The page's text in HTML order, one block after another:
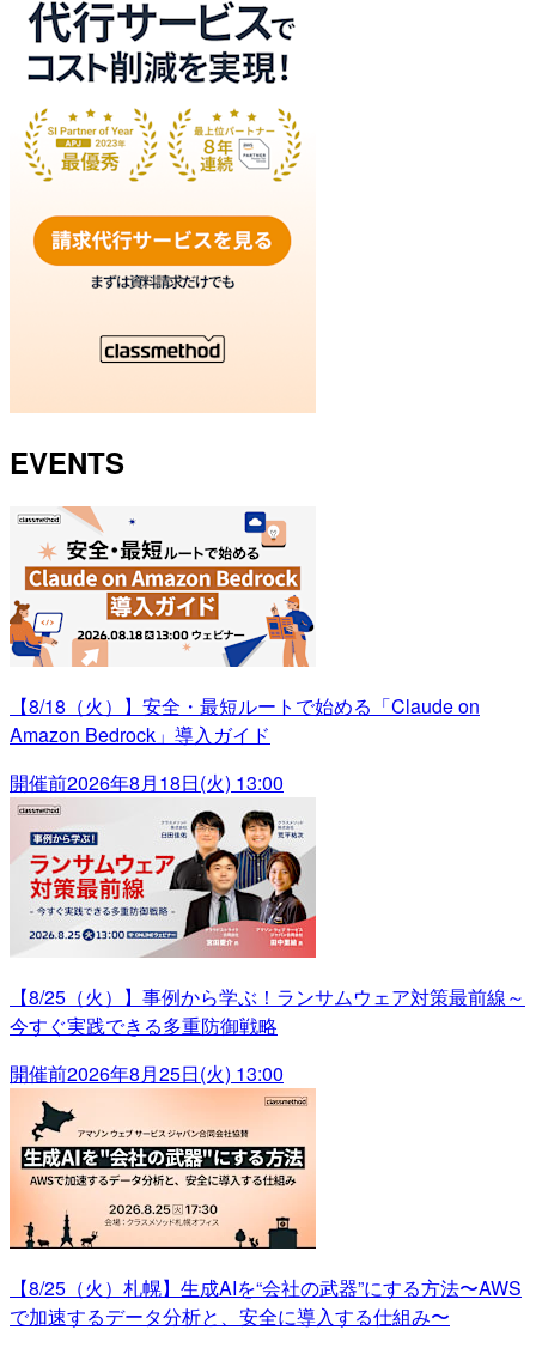
EVENTS
【8/18（火）】安全・最短ルートで始める「Claude on
Amazon Bedrock」導入ガイド
開催前2026年8月18日(火) 13:00
【8/25（火）】事例から学ぶ！ランサムウェア対策最前線～
今すぐ実践できる多重防御戦略
開催前2026年8月25日(火) 13:00
【8/25（火）札幌】生成AIを“会社の武器”にする方法〜AWS
で加速するデータ分析と、安全に導入する仕組み〜